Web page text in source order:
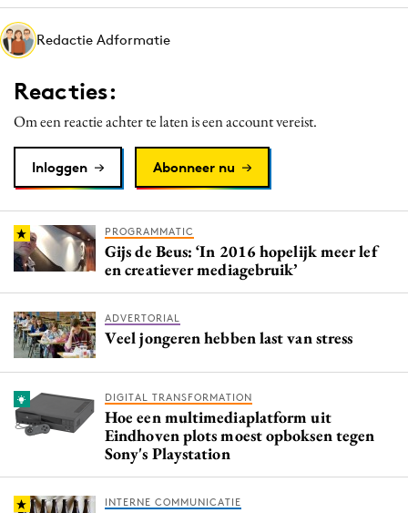
Martech
Merkstrategie
PR
Programmatic
Purpose Marketing
Reputatie & crisis
Redactie Adformatie
Reacties:
Om een reactie achter te laten is een account vereist.
Inloggen Abonneer nu
PROGRAMMATIC
Gijs de Beus: ‘In 2016 hopelijk meer lef
en creatiever mediagebruik’
ADVERTORIAL
Veel jongeren hebben last van stress
DIGITAL TRANSFORMATION
Hoe een multimediaplatform uit
Eindhoven plots moest opboksen tegen
Sony's Playstation
INTERNE COMMUNICATIE